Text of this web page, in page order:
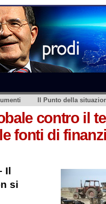
Il Punto della
contro il
fonti di
Il
si